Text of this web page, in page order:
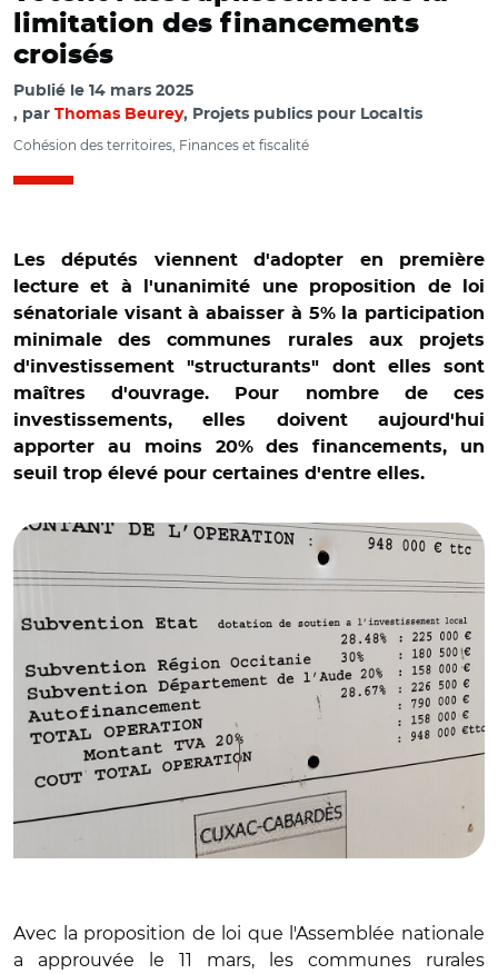
limitation des financements
croisés
Publié le 14 mars 2025
par Thomas Beurey, Projets publics pour Localtis
Cohésion des territoires, Finances et fiscalité
Les députés viennent d'adopter en première
lecture et à l'unanimité une proposition de loi
sénatoriale visant à abaisser à 5% la participation
minimale des communes rurales aux projets
d'investissement "structurants" dont elles sont
maîtres d'ouvrage. Pour nombre de ces
investissements, elles doivent aujourd'hui
apporter au moins 20% des financements, un
seuil trop élevé pour certaines d'entre elles.
Avec la proposition de loi que l'Assemblée nationale
a approuvée le 11 mars, les communes rurales